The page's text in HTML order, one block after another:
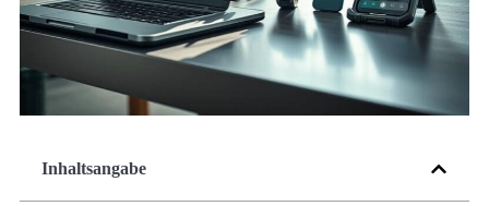
Inhaltsangabe